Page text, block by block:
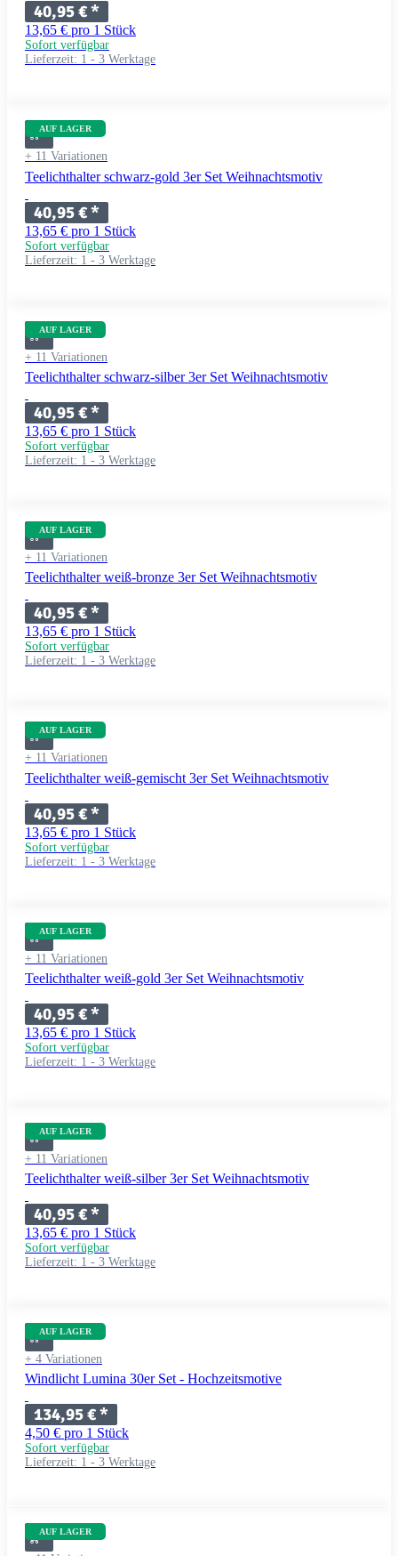
40,95 €*
13,65 € pro 1 Stück
Sofort verfügbar
Lieferzeit: 1 - 3 Werktage
AUF LAGER
+ 11 Variationen
Teelichthalter schwarz-gold 3er Set Weihnachtsmotiv
40,95 €*
13,65 € pro 1 Stück
Sofort verfügbar
Lieferzeit: 1 - 3 Werktage
AUF LAGER
+ 11 Variationen
Teelichthalter schwarz-silber 3er Set Weihnachtsmotiv
40,95 €*
13,65 € pro 1 Stück
Sofort verfügbar
Lieferzeit: 1 - 3 Werktage
AUF LAGER
+ 11 Variationen
Teelichthalter weiß-bronze 3er Set Weihnachtsmotiv
40,95 €*
13,65 € pro 1 Stück
Sofort verfügbar
Lieferzeit: 1 - 3 Werktage
AUF LAGER
+ 11 Variationen
Teelichthalter weiß-gemischt 3er Set Weihnachtsmotiv
40,95 €*
13,65 € pro 1 Stück
Sofort verfügbar
Lieferzeit: 1 - 3 Werktage
AUF LAGER
+ 11 Variationen
Teelichthalter weiß-gold 3er Set Weihnachtsmotiv
40,95 €*
13,65 € pro 1 Stück
Sofort verfügbar
Lieferzeit: 1 - 3 Werktage
AUF LAGER
+ 11 Variationen
Teelichthalter weiß-silber 3er Set Weihnachtsmotiv
40,95 €*
13,65 € pro 1 Stück
Sofort verfügbar
Lieferzeit: 1 - 3 Werktage
AUF LAGER
+ 4 Variationen
Windlicht Lumina 30er Set - Hochzeitsmotive
134,95 €*
4,50 € pro 1 Stück
Sofort verfügbar
Lieferzeit: 1 - 3 Werktage
AUF LAGER